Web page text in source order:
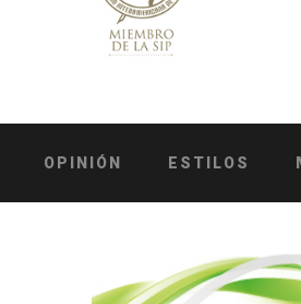
OPINIÓN ESTILOS